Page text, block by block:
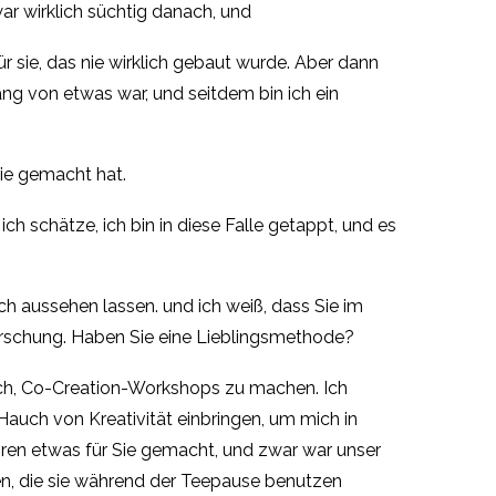
wirklich süchtig danach, und
sie, das nie wirklich gebaut wurde. Aber dann
von etwas war, und seitdem bin ich ein
gemacht hat.
schätze, ich bin in diese Falle getappt, und es
aussehen lassen. und ich weiß, dass Sie im
Haben Sie eine Lieblingsmethode?
Co-Creation-Workshops zu machen. Ich
von Kreativität einbringen, um mich in
etwas für Sie gemacht, und zwar war unser
die sie während der Teepause benutzen